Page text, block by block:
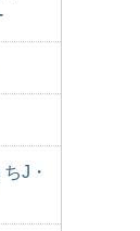
J・